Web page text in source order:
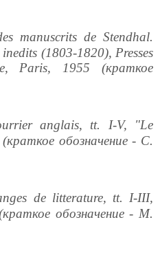
manuscrits de Stendhal.
(1803-1820), Presses
Paris, 1955 (краткое
anglais, tt. I-V, "Le
обозначение - С.
de litterature, tt. I-III,
обозначение - M.